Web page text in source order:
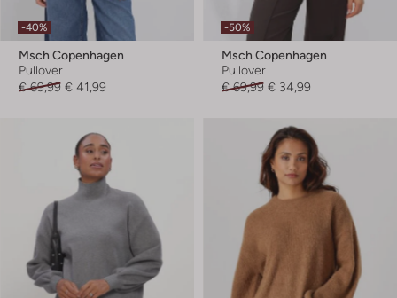
-40%
Msch Copenhagen
Pullover
€ 69,99 € 41,99
-50%
Msch Copenhagen
Pullover
€ 69,99 € 34,99